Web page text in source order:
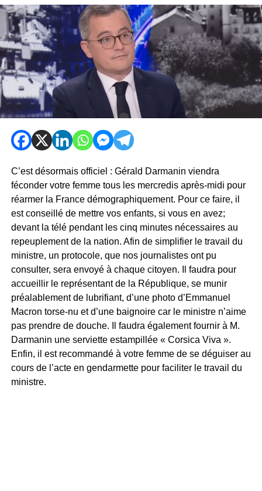
C’est désormais officiel : Gérald Darmanin viendra
féconder votre femme tous les mercredis après-midi pour
réarmer la France démographiquement. Pour ce faire, il
est conseillé de mettre vos enfants, si vous en avez;
devant la télé pendant les cinq minutes nécessaires au
repeuplement de la nation. Afin de simplifier le travail du
ministre, un protocole, que nos journalistes ont pu
consulter, sera envoyé à chaque citoyen. Il faudra pour
accueillir le représentant de la République, se munir
préalablement de lubrifiant, d’une photo d’Emmanuel
Macron torse-nu et d’une baignoire car le ministre n’aime
pas prendre de douche. Il faudra également fournir à M.
Darmanin une serviette estampillée « Corsica Viva ».
Enfin, il est recommandé à votre femme de se déguiser au
cours de l’acte en gendarmette pour faciliter le travail du
ministre.